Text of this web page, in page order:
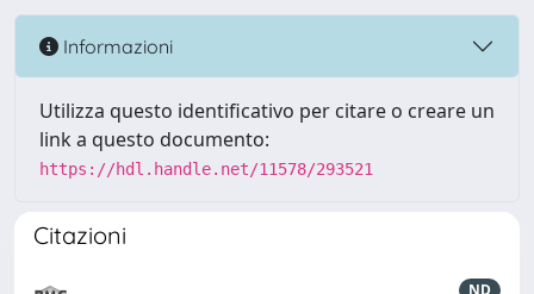
Informazioni
Utilizza questo identificativo per citare o creare un
link a questo documento:
https://hdl.handle.net/11578/293521
Citazioni